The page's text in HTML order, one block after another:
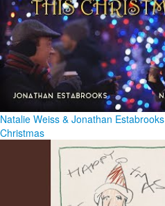
Natalie Weiss & Jonathan Estabrooks
Christmas